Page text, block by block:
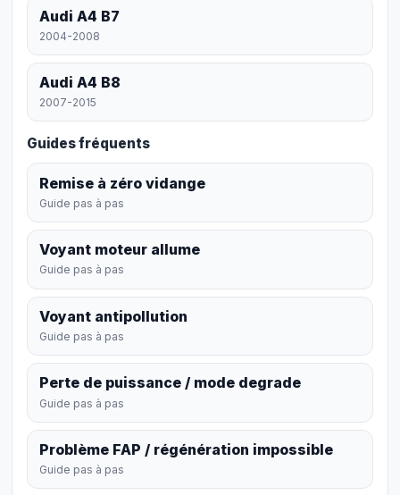
Audi A4 B7
2004-2008
Audi A4 B8
2007-2015
Guides fréquents
Remise à zéro vidange
Guide pas à pas
Voyant moteur allume
Guide pas à pas
Voyant antipollution
Guide pas à pas
Perte de puissance / mode degrade
Guide pas à pas
Problème FAP / régénération impossible
Guide pas à pas